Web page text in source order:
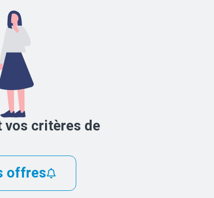
vos critères de
offres